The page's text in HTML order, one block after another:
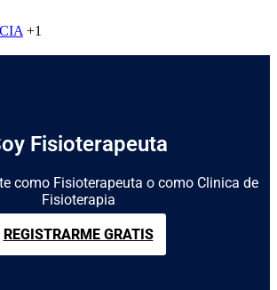
+1
Fisioterapeuta
como Fisioterapeuta o como Clinica de
Fisioterapia
REGISTRARME GRATIS